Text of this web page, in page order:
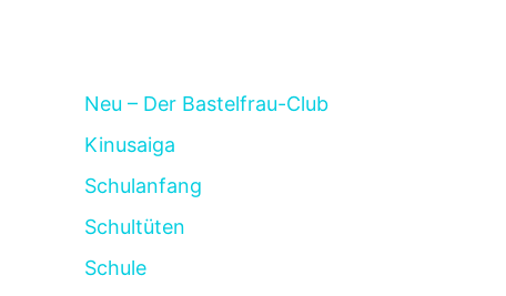
Neu – Der Bastelfrau-Club
Kinusaiga
Schulanfang
Schultüten
Schule